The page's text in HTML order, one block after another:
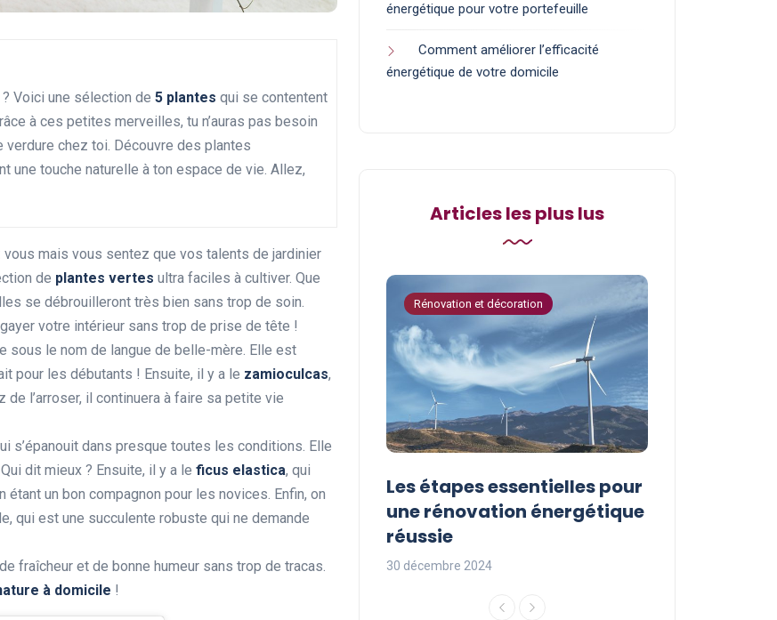
Voici une sélection de 5 plantes qui se contentent
à ces petites merveilles, tu n’auras pas besoin
verdure chez toi. Découvre des plantes
une touche naturelle à ton espace de vie. Allez,
mais vous sentez que vos talents de jardinier
de plantes vertes ultra faciles à cultiver. Que
se débrouilleront très bien sans trop de soin.
votre intérieur sans trop de prise de tête !
sous le nom de langue de belle-mère. Elle est
pour les débutants ! Ensuite, il y a le zamioculcas,
l’arroser, il continuera à faire sa petite vie
s’épanouit dans presque toutes les conditions. Elle
dit mieux ? Ensuite, il y a le ficus elastica, qui
un bon compagnon pour les novices. Enfin, on
qui est une succulente robuste qui ne demande
fraîcheur et de bonne humeur sans trop de tracas.
à domicile !
énergétique pour votre portefeuille
Comment améliorer l’efficacité
énergétique de votre domicile
Articles les plus lus
Rénovation et décoration
Les avantages de la
rénovation énergétique
28 décembre 2024
Rénovation et décoration
Les étapes essentielles pour
une rénovation énergétique
réussie
30 décembre 2024